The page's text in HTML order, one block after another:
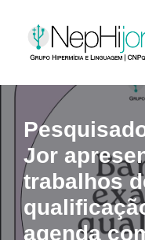
Pular
o
conteúdo
Jor
trabalhos
agenda